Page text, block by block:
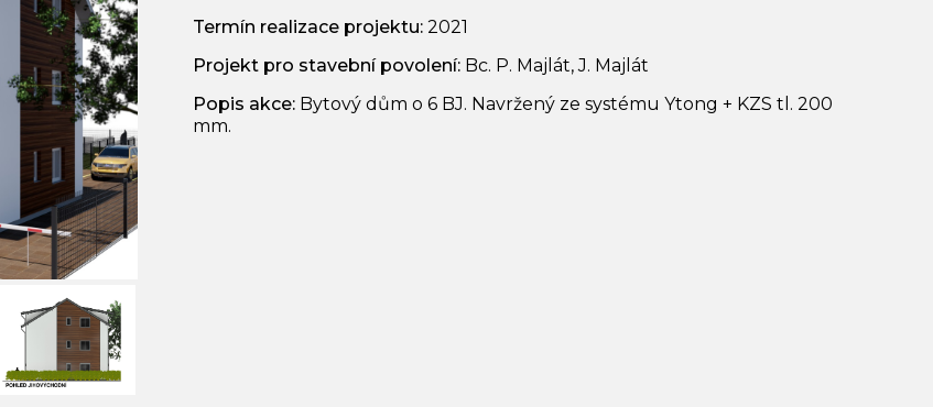
Termín realizace projektu: 2021
Projekt pro stavební povolení: Bc. P. Majlát, J. Majlát
Popis akce: Bytový dům o 6 BJ. Navržený ze systému Ytong + KZS tl. 200
mm.